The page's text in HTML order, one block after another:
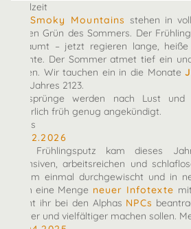
Spielzeit
DieSmoky Mountains stehen in
satten Grün des Sommers. Der
geräumt – jetzt regieren lange,
Nächte. Der Sommer atmet tief ein
Leben. Wir tauchen ein in die Monate
des Jahres 2123.
Zeitsprünge werden nach Lust
natürlich früh genug angekündigt.
News
10.02.2026
Der Frühlingsputz kam dieses
intensiven, arbeitsreichen und
Forum einmal durchgewischt und in
euch eine Menge neuer Infotexte
könnt ihr bei den Alphas NPCs
bunter und vielfältiger machen sollen.